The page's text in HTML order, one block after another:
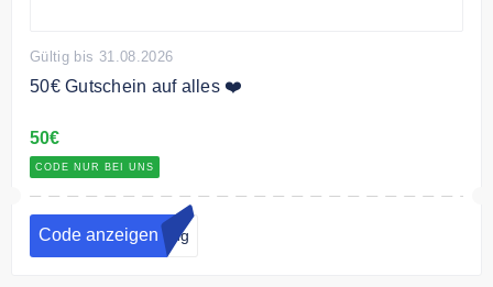
Gültig bis 31.08.2026
50€ Gutschein auf alles ❤️
50€
CODE NUR BEI UNS
Code anzeigen ting